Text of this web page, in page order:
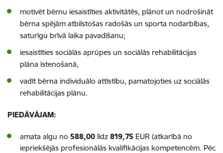
motivēt bērnu iesaistīties aktivitātēs, plānot un nodrošināt
bērna spējām atbilstošas radošās un sporta nodarbības,
saturīgu brīvā laika pavadīšanu;
iesaistīties sociālās aprūpes un sociālās rehabilitācijas
plāna īstenošanā,
vadīt bērna individuālo attīstību, pamatojoties uz sociālās
rehabilitācijas plānu.
PIEDĀVĀJAM:
amata algu no 588,00 līdz 819,75 EUR (atkarībā no
iepriekšējās profesionālās kvalifikācijas kompetencēm. Pēc